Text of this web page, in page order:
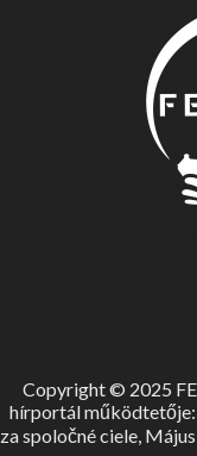
Copyright © 2025
hírportál működtetője:
za spoločné ciele,